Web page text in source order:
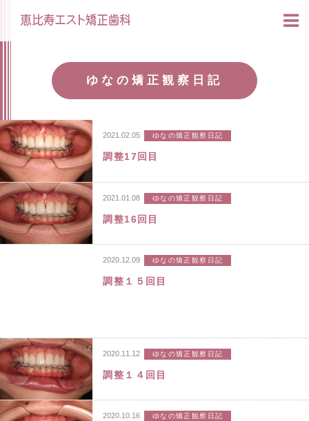
ゆなの矯正観察日記
2021.02.05 ゆなの矯正観察日記
調整17回目
2021.01.08 ゆなの矯正観察日記
調整16回目
2020.12.09 ゆなの矯正観察日記
調整１５回目
2020.11.12 ゆなの矯正観察日記
調整１４回目
2020.10.16 ゆなの矯正観察日記